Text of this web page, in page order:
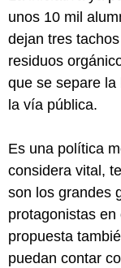
unos 10 mil
dejan tres
residuos
que se separe
la vía pública.
Es una política
considera vital,
son los grandes
protagonistas
propuesta
puedan contar